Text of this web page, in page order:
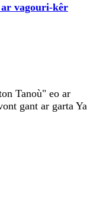
ar vagouri-kêr
Tanoù" eo ar
gant ar garta Ya